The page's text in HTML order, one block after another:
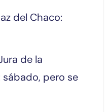
del Chaco:
de la
pero se